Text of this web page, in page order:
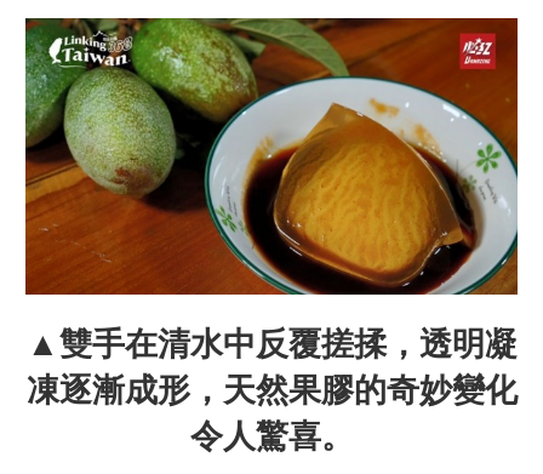
▲雙手在清水中反覆搓揉，透明凝
凍逐漸成形，天然果膠的奇妙變化
令人驚喜。